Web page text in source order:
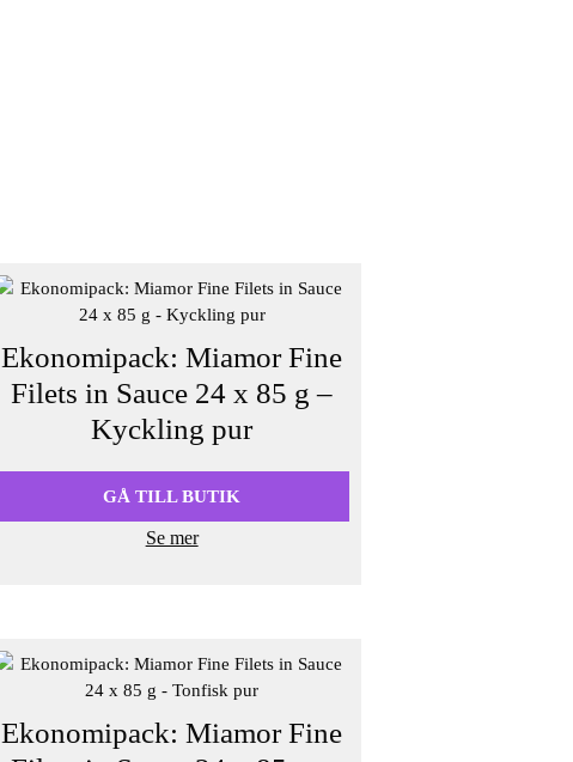
Ekonomipack: Miamor Fine
Filets in Sauce 24 x 85 g –
Kyckling pur
GÅ TILL BUTIK
Se mer
Ekonomipack: Miamor Fine